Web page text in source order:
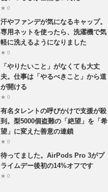
★ 0
汗やファンデが気になるキャップ。
専用ネットを使ったら、洗濯機で気
軽に洗えるようになりました
★ 0
「やりたいこと」がなくても大丈
夫。仕事は「やるべきこと」から道
が開ける
★ 0
有名タレントの呼びかけで支援が殺
到。梨5000個盗難の「絶望」を「希
望」に変えた善意の連鎖
★ 0
待ってました。AirPods Pro 3がプ
ライムデー後初の14%オフです
★ 0